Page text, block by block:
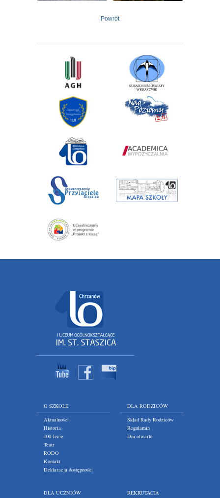
Powrót
O SZKOLE
Aktualności
Historia
100-lecie
Teatr
RODO
Kontakt
Deklaracja dostępności
DLA RODZICÓW
Skład Rady Rodziców
Regulamin
Dni otwarte
DLA UCZNIÓW REKRUTACJA